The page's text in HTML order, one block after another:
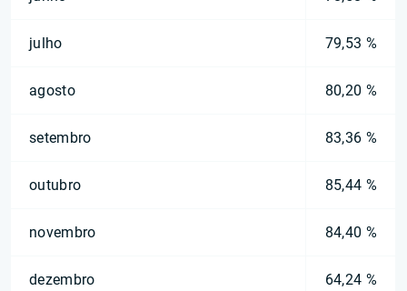
julho 79,53 %
agosto 80,20 %
setembro 83,36 %
outubro 85,44 %
novembro 84,40 %
dezembro 64,24 %